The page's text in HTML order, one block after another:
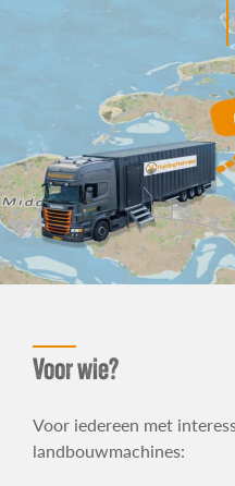
Voor wie?
Voor iedereen met
landbouwmachines: